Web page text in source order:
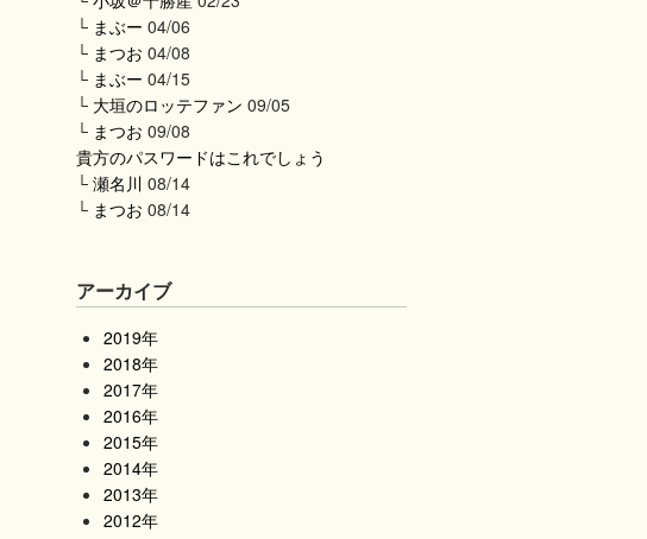
└ まぶー 04/06
└ まつお 04/08
└ まぶー 04/15
└ 大垣のロッテファン 09/05
└ まつお 09/08
貴方のパスワードはこれでしょう
└瀬名川 08/14
└ まつお 08/14
アーカイブ
2019年
2018年
2017年
2016年
2015年
2014年
2013年
2012年